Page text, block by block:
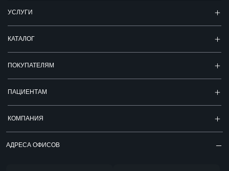
УСЛУГИ
КАТАЛОГ
ПОКУПАТЕЛЯМ
ПАЦИЕНТАМ
КОМПАНИЯ
АДРЕСА ОФИСОВ